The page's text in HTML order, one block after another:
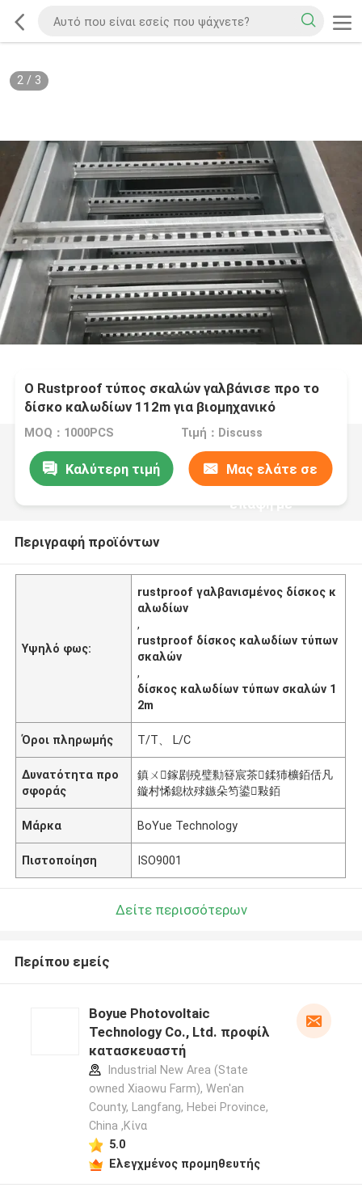
2/ 3
Ο Rustproof τύπος σκαλών γαλβάνισε προ το
δίσκο καλωδίων 112m για βιομηχανικό
MOQ：1000PCS Τιμή：Discuss
Καλύτερη τιμή Μας ελάτε σε
επαφή με
Περιγραφή προϊόντων
Υψηλό φως:
rustproof γαλβανισμένος δίσκος κ
αλωδίων
,
rustproof δίσκος καλωδίων τύπων
σκαλών
,
δίσκος καλωδίων τύπων σκαλών 1
2m
Όροι πληρωμής T/T、 L/C
Δυνατότητα προ
σφοράς
鎮ㄨ鎵剧殑璧勬簮宸茶鍒犻櫎銆佸凡
鏇村悕鎴栨殏鏃朵笉鍙敤銆
Μάρκα BoYue Technology
Πιστοποίηση ISO9001
Δείτε περισσότερων
Περίπου εμείς
Boyue Photovoltaic
Technology Co., Ltd. προφίλ
κατασκευαστή
Industrial New Area (State
owned Xiaowu Farm), Wen'an
County, Langfang, Hebei Province,
China ,Κίνα
5.0
Ελεγχμένος προμηθευτής